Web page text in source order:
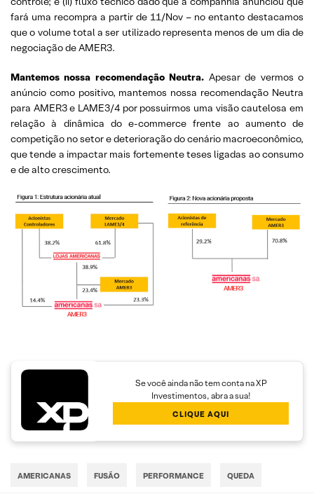
fará uma recompra a partir de 11/Nov – no entanto destacamos
que o volume total a ser utilizado representa menos de um dia de
negociação de AMER3.
Mantemos nossa recomendação Neutra. Apesar de vermos o
anúncio como positivo, mantemos nossa recomendação Neutra
para AMER3 e LAME3/4 por possuirmos uma visão cautelosa em
relação à dinâmica do e-commerce frente ao aumento de
competição no setor e deterioração do cenário macroeconômico,
que tende a impactar mais fortemente teses ligadas ao consumo
e de alto crescimento.
Se você ainda não tem conta na XP
Investimentos, abra a sua!
CLIQUE AQUI
AMERICANAS FUSÃO PERFORMANCE QUEDA